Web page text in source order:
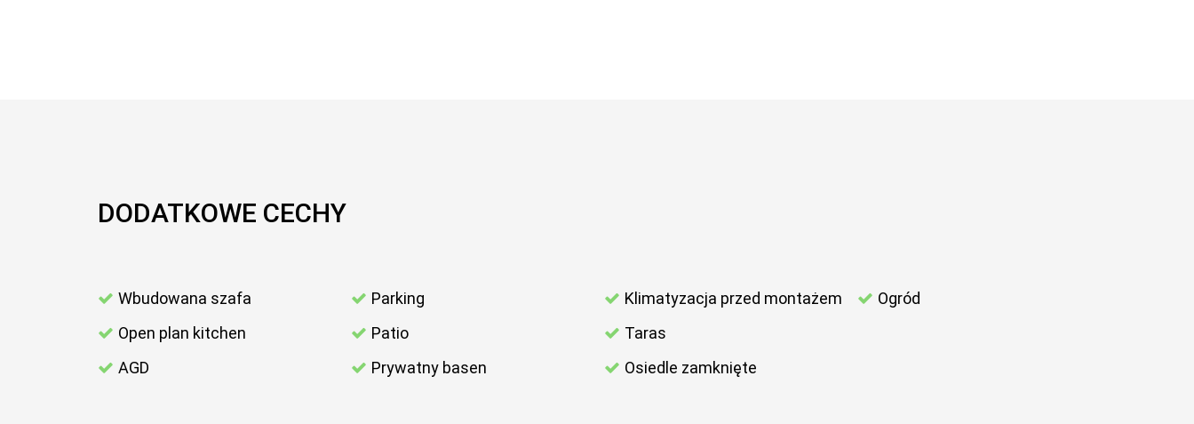
DODATKOWE CECHY
Wbudowana szafa
Open plan kitchen
AGD
Parking
Patio
Prywatny basen
Klimatyzacja przed montażem
Taras
Osiedle zamknięte
Ogród